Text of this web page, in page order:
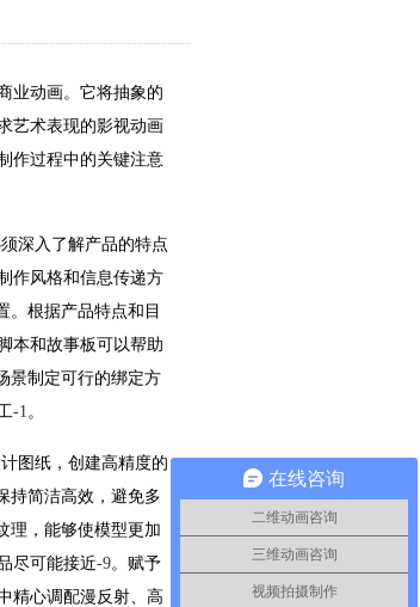
业动画。它将抽象的
艺术表现的影视动画
作过程中的关键注意
深入了解产品的特点
作风格和信息传递方
。根据产品特点和目
本和故事板可以帮助
景制定可行的绑定方
-1。
图纸，创建高精度的
持简洁高效，避免多
理，能够使模型更加
尽可能接近-9。赋予
精心调配漫反射、高
在线咨询
二维动画咨询
三维动画咨询
视频拍摄制作